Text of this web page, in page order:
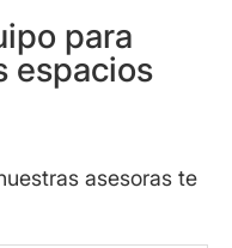
para
espacios
asesoras te